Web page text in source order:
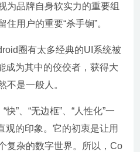
为品牌自身软实力的重要组
用户的重要“杀手锏”。
圈有太多经典的UI系统被
成为其中的佼佼者，获得大
不是一般人。
快”、“无边框”、“人性化”一
观的印象。它的初衷是让用
复杂的数字世界。所以，Co